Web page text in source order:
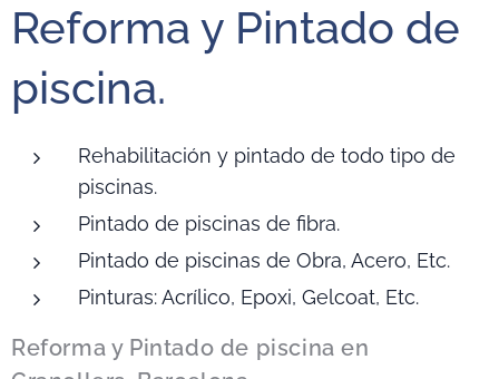
Reforma y Pintado de
piscina.
Rehabilitación y pintado de todo tipo de
piscinas.
Pintado de piscinas de fibra.
Pintado de piscinas de Obra, Acero, Etc.
Pinturas: Acrílico, Epoxi, Gelcoat, Etc.
Reforma y Pintado de piscina en